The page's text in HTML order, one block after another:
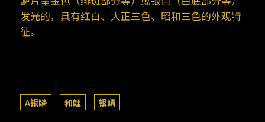
发光的，具有红白、大正三色、昭和三色的外观特
征。
A银鳞 和鲤 银鳞